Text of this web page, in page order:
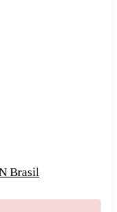
Brasil